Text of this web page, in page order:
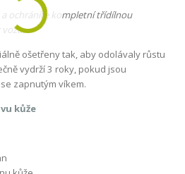
ochráníte kompletní třídílnou
ošetřeny tak, aby odolávaly růstu
vydrží 3 roky, pokud jsou
zapnutým víkem.
kůže